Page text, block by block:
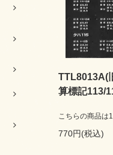
TTL8013A(
算標記113/
こちらの商品は
770円(税込)